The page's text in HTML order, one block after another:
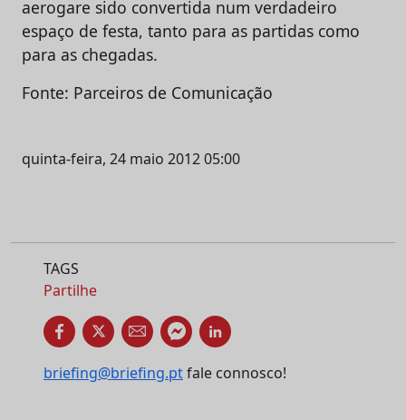
aerogare sido convertida num verdadeiro
espaço de festa, tanto para as partidas como
para as chegadas.
Fonte: Parceiros de Comunicação
quinta-feira, 24 maio 2012 05:00
TAGS
Partilhe
briefing@briefing.ptfale connosco!